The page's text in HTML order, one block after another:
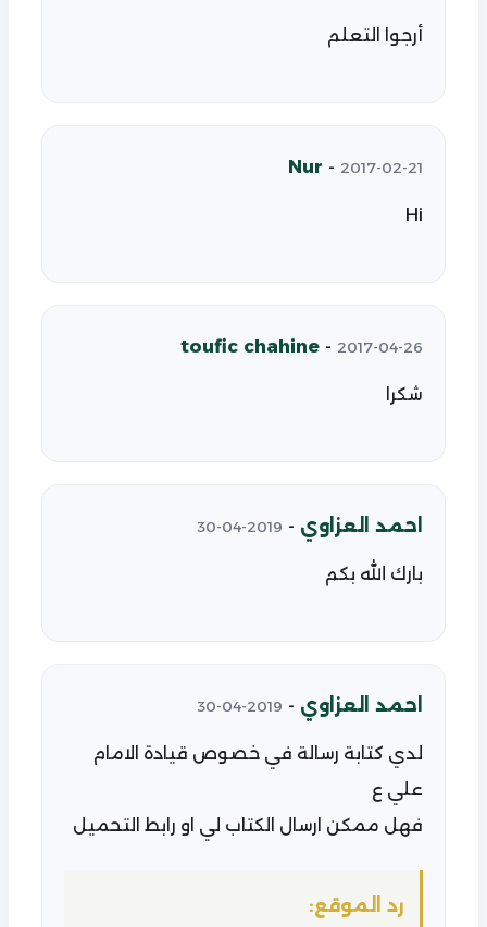
أرجوا التعلم
Nur - 2017-02-21
Hi
toufic chahine - 2017-04-26
شكرا
احمد العزاوي -
2019-04-30
بارك الله بكم
احمد العزاوي -
2019-04-30
لدي كتابة رسالة في خصوص قيادة الامام
علي ع
فهل ممكن ارسال الكتاب لي او رابط التحميل
رد الموقع: